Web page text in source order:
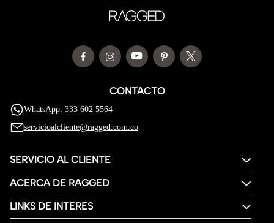
CONTACTO
WhatsApp: 333 602 5564
servicioalcliente@ragged.com.co
SERVICIO AL CLIENTE
ACERCA DE RAGGED
LINKS DE INTERES